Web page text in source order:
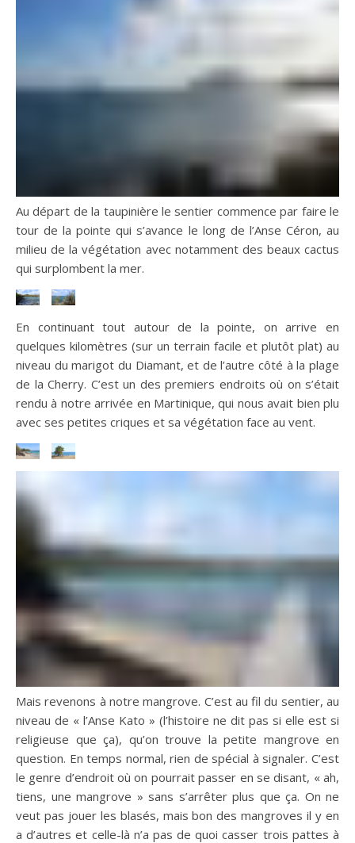
Au départ de la taupinière le sentier commence par faire le
tour de la pointe qui s’avance le long de l’Anse Céron, au
milieu de la végétation avec notamment des beaux cactus
qui surplombent la mer.
En continuant tout autour de la pointe, on arrive en
quelques kilomètres (sur un terrain facile et plutôt plat) au
niveau du marigot du Diamant, et de l’autre côté à la plage
de la Cherry. C’est un des premiers endroits où on s’était
rendu à notre arrivée en Martinique, qui nous avait bien plu
avec ses petites criques et sa végétation face au vent.
Mais revenons à notre mangrove. C’est au fil du sentier, au
niveau de « l’Anse Kato » (l’histoire ne dit pas si elle est si
religieuse que ça), qu’on trouve la petite mangrove en
question. En temps normal, rien de spécial à signaler. C’est
le genre d’endroit où on pourrait passer en se disant, « ah,
tiens, une mangrove » sans s’arrêter plus que ça. On ne
veut pas jouer les blasés, mais bon des mangroves il y en
a d’autres et celle-là n’a pas de quoi casser trois pattes à